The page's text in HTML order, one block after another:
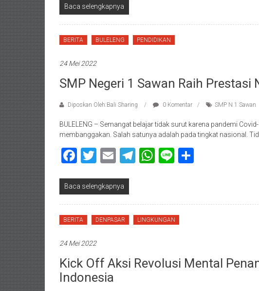
Baca selengkapnya
BERITA BULELENG PENDIDIKAN
24 Mei 2022
SMP Negeri 1 Sawan Raih
Diposkan Oleh:Bali Sharing 0 Komentar SMP N 1 Sawan
BULELENG – Semangat belajar tidak surut karena pandemi
membanggakan. Salah satunya adalah pada tingkat nasional.
Facebook
Twitter
EmailTelegram
WhatsApp
Line
Baca selengkapnya
BERITA DENPASAR LINGKUNGAN
24 Mei 2022
Kick Off Aksi Revolusi Mental
Indonesia